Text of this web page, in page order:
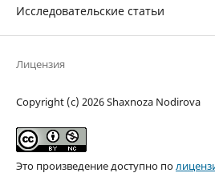
Исследовательские статьи
Лицензия
Copyright (c) 2026 Shaxnoza Nodirova
Это произведение доступно по